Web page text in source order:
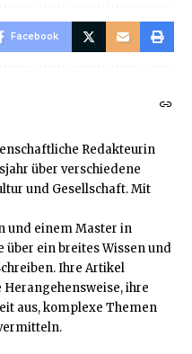
Facebook
Redakteurin
über verschiedene
und Gesellschaft. Mit
und einem Master in
ein breites Wissen und
Ihre Artikel
ihre
aus, komplexe Themen